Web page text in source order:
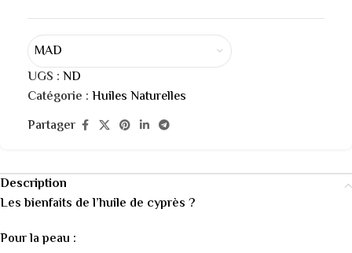
MAD
UGS : ND
Catégorie : Huiles Naturelles
Partager
Description
Les bienfaits de l’huile de cyprès ?
Pour la peau :